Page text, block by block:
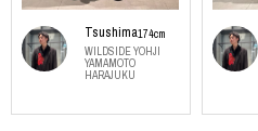
Tsushima174cm
WILDSIDE YOHJI
YAMAMOTO
HARAJUKU